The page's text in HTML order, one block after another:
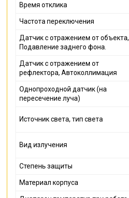
Время отклика
Частота переключения
Датчик с отражением от объекта,
Подавление заднего фона.
Датчик с отражением от
рефлектора, Автоколлимация
Однопроходной датчик (на
пересечение луча)
Источник света, тип света
Вид излучения
Степень защиты
Материал корпуса